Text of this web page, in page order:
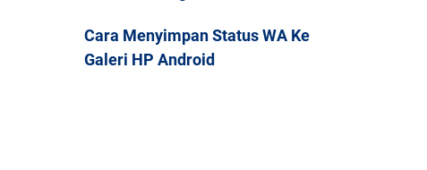
Cara Menyimpan Status WA Ke
Galeri HP Android